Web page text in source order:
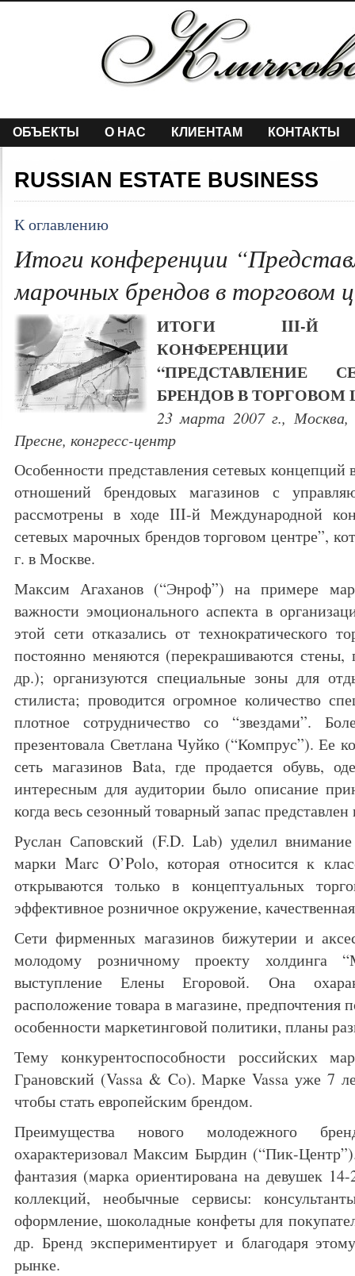
ОБЪЕКТЫ О НАС КЛИЕНТАМ КОНТАКТЫ
RUSSIAN ESTATE BUSINESS
К оглавлению
Итоги конференции
марочных брендов в торговом
ИТОГИ III-Й
КОНФЕРЕНЦИИ
“ПРЕДСТАВЛЕНИЕ
БРЕНДОВ В ТОРГОВОМ
23 марта 2007 г., Москва,
Пресне, конгресс-центр
Особенности представления сетевых концепций
отношений брендовых магазинов с
рассмотрены в ходе III-й Международной
сетевых марочных брендов торговом центре”,
г. в Москве.
Максим Агаханов (“Энроф”) на примере
важности эмоционального аспекта в
этой сети отказались от технократического
постоянно меняются (перекрашиваются стены,
др.); организуются специальные зоны для
стилиста; проводится огромное количество
плотное сотрудничество со “звездами”.
презентовала Светлана Чуйко (“Компрус”). Ее
сеть магазинов Bata, где продается обувь,
интересным для аудитории было описание
когда весь сезонный товарный запас представлен
Руслан Саповский (F.D. Lab) уделил
марки Marc O’Polo, которая относится к
открываются только в концептуальных
эффективное розничное окружение,
Сети фирменных магазинов бижутерии и
молодому розничному проекту холдинга
выступление Елены Егоровой. Она
расположение товара в магазине, предпочтения
особенности маркетинговой политики, планы
Тему конкурентоспособности российских
Грановский (Vassa & Co). Марке Vassa уже 7
чтобы стать европейским брендом.
Преимущества нового молодежного
охарактеризовал Максим Бырдин (“Пик-
фантазия (марка ориентирована на девушек
коллекций, необычные сервисы:
оформление, шоколадные конфеты для
др. Бренд экспериментирует и благодаря
рынке.